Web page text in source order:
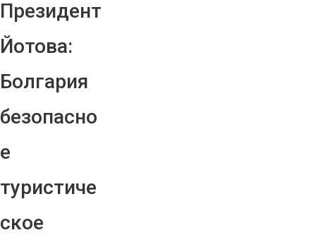
Президент
Йотова:
Болгария
безопасно
е
туристиче
ское